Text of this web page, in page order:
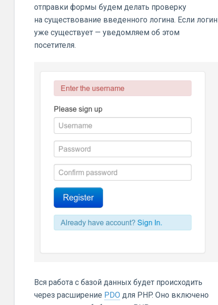
отправки формы будем делать проверку
на существование введенного логина. Если логин
уже существует — уведомляем об этом
посетителя.
Вся работа с базой данных будет происходить
через расширение PDO для PHP. Оно включено